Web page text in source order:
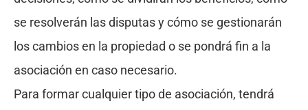
se resolverán las disputas y cómo se gestionarán
los cambios en la propiedad o se pondrá fin a la
asociación en caso necesario.
Para formar cualquier tipo de asociación, tendrá